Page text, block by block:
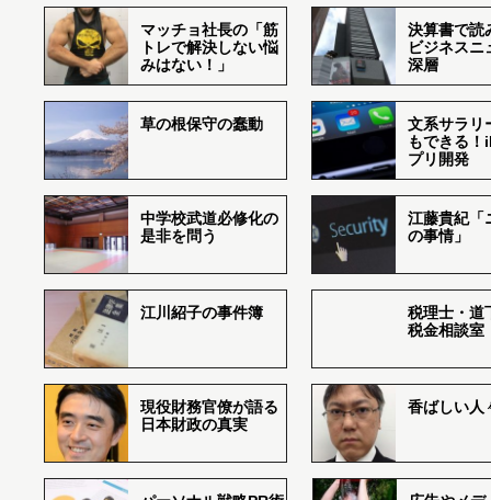
マッチョ社長の「筋
トレで解決しない悩
みはない！」
決算書で読
ビジネスニ
深層
草の根保守の蠢動
文系サラリ
もできる
プリ開発
中学校武道必修化の
是非を問う
江藤貴紀「
の事情」
江川紹子の事件簿
税理士・道
税金相談室
現役財務官僚が語る
日本財政の真実
香ばしい